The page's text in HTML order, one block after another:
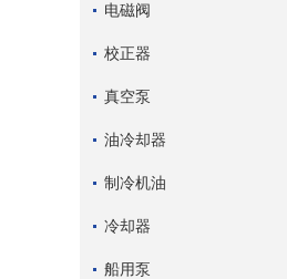
电磁阀
校正器
真空泵
油冷却器
制冷机油
冷却器
船用泵